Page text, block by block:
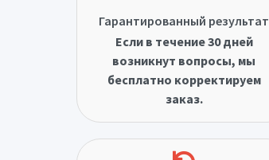
Гарантированный результат
Если в течение 30 дней
возникнут вопросы, мы
бесплатно корректируем
заказ.